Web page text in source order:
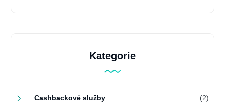
Kategorie
Cashbackové služby (2)